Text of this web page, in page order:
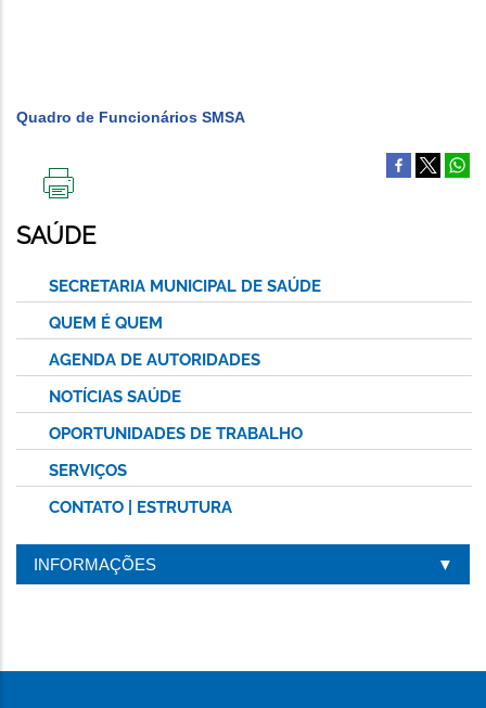
Quadro de Funcionários SMSA
ESTA
PÁGINA
SAÚDE
SECRETARIA MUNICIPAL DE SAÚDE
QUEM É QUEM
AGENDA DE AUTORIDADES
NOTÍCIAS SAÚDE
OPORTUNIDADES DE TRABALHO
SERVIÇOS
CONTATO | ESTRUTURA
INFORMAÇÕES